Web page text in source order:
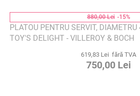
880,00 Lei -15%
PLATOU PENTRU SERVIT,
TOY'S DELIGHT - VILLEROY & BOCH
619,83 Lei fără TVA
750,00 Lei